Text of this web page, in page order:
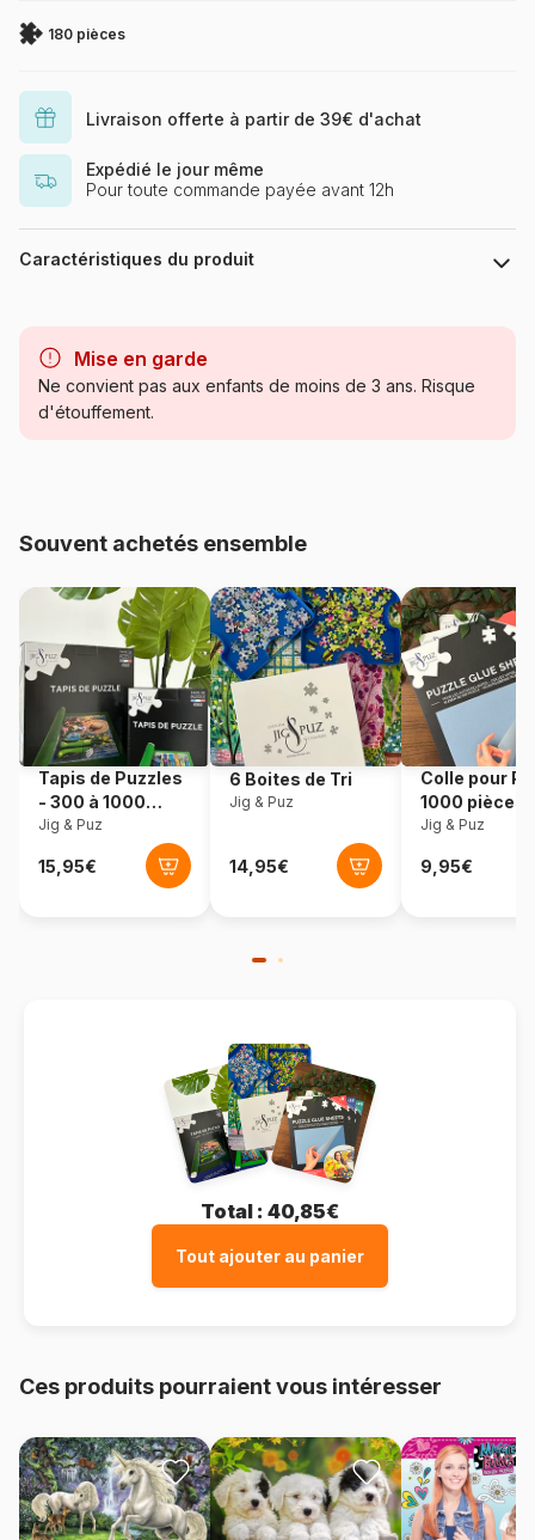
180 pièces
Livraison offerte à partir de 39€ d'achat
Expédié le jour même
Pour toute commande payée avant 12h
Caractéristiques du produit
Catégorie
Ravensburger-12341
EAN 4005556123414
Nombre de pièces 180 pièces
Dimensions 20 x 20 x 20 cm
Mise en garde
Ne convient pas aux enfants de moins de 3 ans. Risque
d'étouffement.
Souvent achetés ensemble
Tapis de Puzzles
- 300 à 1000
pièces
Jig & Puz
6 Boites de Tri
Jig & Puz
Colle pour
1000 pièces
Jig & Puz
Total : 40,85€
Tout ajouter au panier
Ces produits pourraient vous intéresser